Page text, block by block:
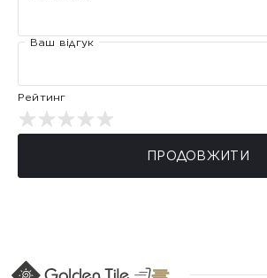
Ваш відгук
Рейтинг
ПРОДОВЖИТИ